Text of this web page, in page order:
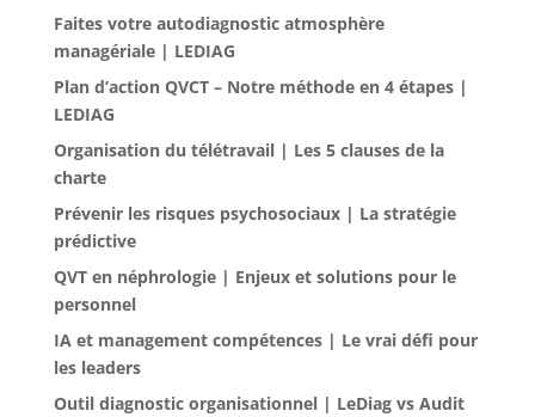
Faites votre autodiagnostic atmosphère
managériale | LEDIAG
Plan d’action QVCT – Notre méthode en 4 étapes |
LEDIAG
Organisation du télétravail | Les 5 clauses de la
charte
Prévenir les risques psychosociaux | La stratégie
prédictive
QVT en néphrologie | Enjeux et solutions pour le
personnel
IA et management compétences | Le vrai défi pour
les leaders
Outil diagnostic organisationnel | LeDiag vs Audit